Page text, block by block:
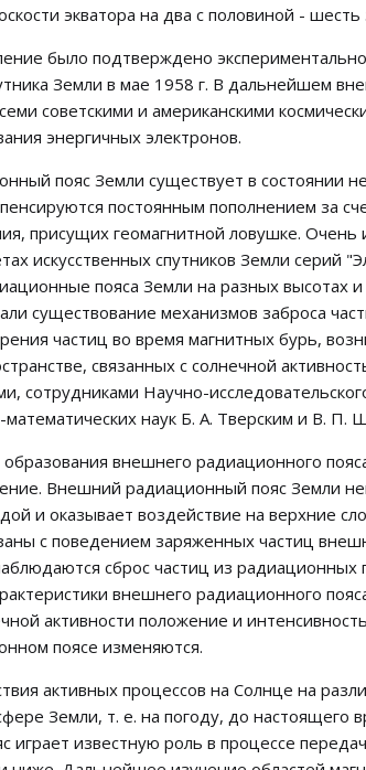
экватора на два с половиной -
было подтверждено экспериментально
Земли в мае 1958 г. В дальнейшем
советскими и американскими
энергичных электронов.
пояс Земли существует в состоянии
постоянным пополнением за
присущих геомагнитной ловушке.
искусственных спутников Земли серий
пояса Земли на разных высотах
существование механизмов заброса
частиц во время магнитных бурь,
связанных с солнечной
сотрудниками Научно-
наук Б. А. Тверским и В. П.
внешнего радиационного
Внешний радиационный пояс Земли
и оказывает воздействие на верхние
с поведением заряженных частиц
сброс частиц из радиационных
внешнего радиационного
активности положение и
поясе изменяются.
активных процессов на Солнце на
Земли, т. е. на погоду, до настоящего
играет известную роль в процессе